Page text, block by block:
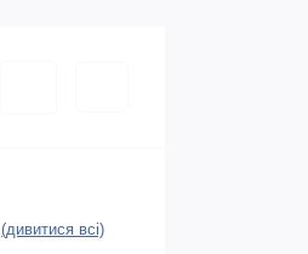
(дивитися всі)